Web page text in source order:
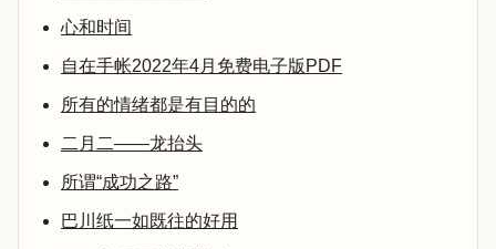
心和时间
自在手帐2022年4月免费电子版PDF
所有的情绪都是有目的的
二月二——龙抬头
所谓“成功之路”
巴川纸一如既往的好用